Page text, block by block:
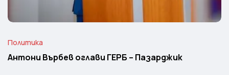
Политика
Антони Върбев оглави ГЕРБ – Пазарджик